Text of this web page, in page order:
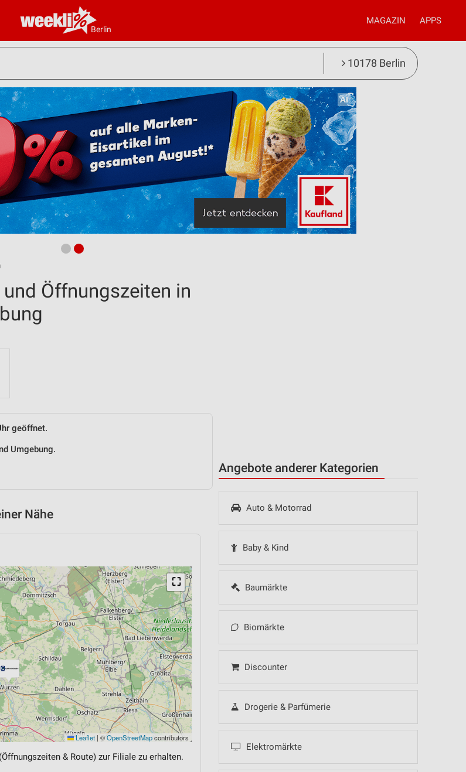
Berlin
MAGAZIN APPS
10178 Berlin
Angebote anderer Kategorien
Auto & Motorrad
Baby & Kind
Baumärkte
Biomärkte
Discounter
Drogerie & Parfümerie
Elektromärkte
Öffnungszeiten in
geöffnet.
Umgebung.
Nähe
⛶
Leaflet | ©OpenStreetMapcontributors
& Route) zur Filiale zu erhalten.